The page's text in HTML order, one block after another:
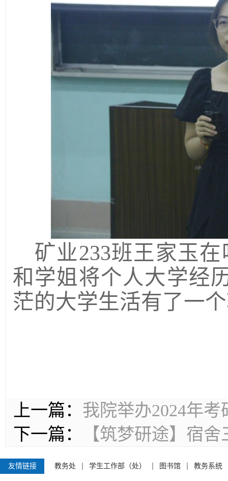
矿业233班王家玉
和学姐将个人大学经
茫的大学生活有了一
上一篇： 我院举办2024年
下一篇：
【筑梦研途】宿
友情链接 教务处 学生工作部（处） 图书馆 教务系统